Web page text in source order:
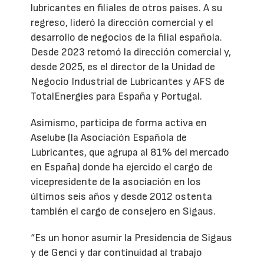
lubricantes en filiales de otros países. A su
regreso, lideró la dirección comercial y el
desarrollo de negocios de la filial española.
Desde 2023 retomó la dirección comercial y,
desde 2025, es el director de la Unidad de
Negocio Industrial de Lubricantes y AFS de
TotalEnergies para España y Portugal.
Asimismo, participa de forma activa en
Aselube (la Asociación Española de
Lubricantes, que agrupa al 81% del mercado
en España) donde ha ejercido el cargo de
vicepresidente de la asociación en los
últimos seis años y desde 2012 ostenta
también el cargo de consejero en Sigaus.
“Es un honor asumir la Presidencia de Sigaus
y de Genci y dar continuidad al trabajo